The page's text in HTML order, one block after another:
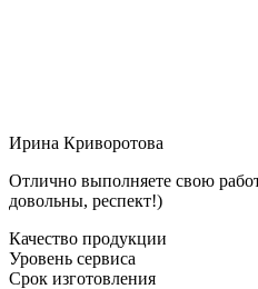
Ирина Криворотова
Отлично выполняете свою
довольны, респект!)
Качество продукции
Уровень сервиса
Срок изготовления